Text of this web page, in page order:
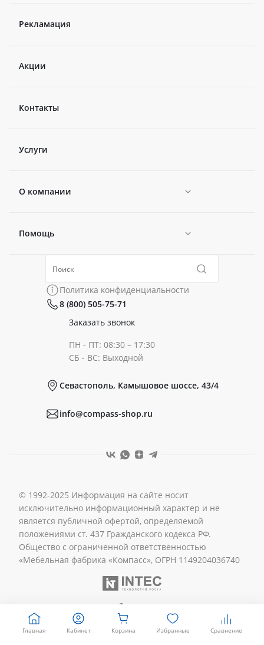
Рекламация
Акции
Контакты
Услуги
О компании
Новости
Политика конфиденциальности
Помощь
Коллекции
Политика конфиденциальности
8 (800) 505-75-71
Заказать звонок
ПН - ПТ: 08:30 – 17:30
СБ - ВС: Выходной
Севастополь, Камышовое шоссе, 43/4
info@compass-shop.ru
© 1992-2025 Информация на сайте носит
исключительно информационный характер и не
является публичной офертой, определяемой
положениями ст. 437 Гражданского кодекса РФ.
Общество с ограниченной ответственностью
«Мебельная фабрика «Компасс», ОГРН 1149204036740
Главная Кабинет Корзина Избранные Сравнение